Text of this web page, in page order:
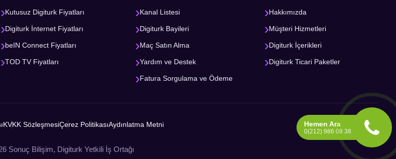
Kutusuz Digiturk Fiyatları
Digiturk İnternet Fiyatları
beIN Connect Fiyatları
TOD TV Fiyatları
Kanal Listesi
Digiturk Bayileri
Maç Satın Alma
Yardım ve Destek
Fatura Sorgulama ve Ödeme
Hakkımızda
Müşteri Hizmetleri
Digiturk İçerikleri
Digiturk Ticari Paketler
KVKK SözleşmesiÇerez PolitikasıAydınlatma Metni
Sonuç Bilişim, Digiturk Yetkili İş Ortağı
Hemen Ara
0(212) 986 08 38